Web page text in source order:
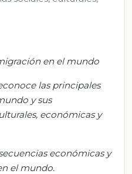
en el mundo
las principales
y sus
económicas y
económicas y
el mundo.